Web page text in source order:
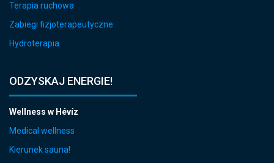
Terapia ruchowa
Zabiegi fizjoterapeutyczne
Hydroterapia
ODZYSKAJ ENERGIE!
Wellness w Hévíz
Medical wellness
Kierunek sauna!